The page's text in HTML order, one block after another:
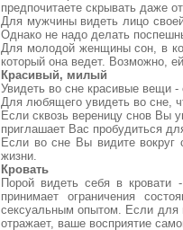
предпочитаете скрывать даже
Для мужчины видеть лицо
Однако не надо делать
Для молодой женщины сон, в
который она ведет. Возможно,
Красивый, милый
Увидеть во сне красивые вещи -
Для любящего увидеть во сне,
Если сквозь вереницу снов Вы
приглашает Вас пробудиться
Если во сне Вы видите вокруг
жизни.
Кровать
Порой видеть себя в
принимает ограничения
сексуальным опытом. Если для
отражает, ваше восприятие